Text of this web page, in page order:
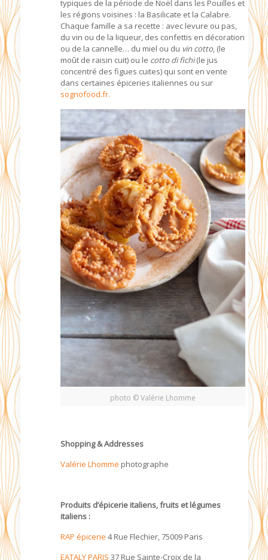
typiques de la période de Noël dans les Pouilles et
les régions voisines : la Basilicate et la Calabre.
Chaque famille a sa recette : avec levure ou pas,
du vin ou de la liqueur, des confettis en décoration
ou de la cannelle… du miel ou du vin cotto, (le
moût de raisin cuit) ou le cotto di fichi(le jus
concentré des figues cuites) qui sont en vente
dans certaines épiceries italiennes ou sur
sognofood.fr.
photo © Valérie Lhomme
Shopping & Addresses
Valérie Lhomme photographe
Produits d’épicerie italiens, fruits et légumes
italiens :
RAP épicerie 4 Rue Flechier, 75009 Paris
EATALY PARIS 37 Rue Sainte-Croix de la